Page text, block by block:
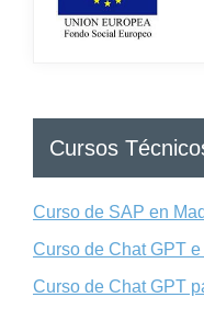
Cursos
Curso de SAP en
Curso de Chat GPT
Curso de Chat GPT